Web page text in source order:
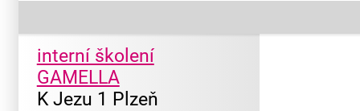
interní školení
GAMELLA
K Jezu 1 Plzeň